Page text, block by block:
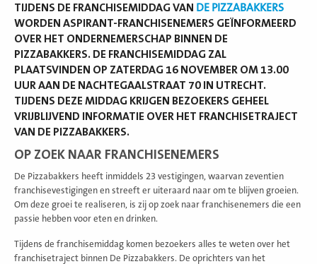
TIJDENS DE FRANCHISEMIDDAG VAN DE PIZZABAKKERS
WORDEN ASPIRANT-FRANCHISENEMERS GEÏNFORMEERD
OVER HET ONDERNEMERSCHAP BINNEN DE
PIZZABAKKERS. DE FRANCHISEMIDDAG ZAL
PLAATSVINDEN OP ZATERDAG 16 NOVEMBER OM 13.00
UUR AAN DE NACHTEGAALSTRAAT 70 IN UTRECHT.
TIJDENS DEZE MIDDAG KRIJGEN BEZOEKERS GEHEEL
VRIJBLIJVEND INFORMATIE OVER HET FRANCHISETRAJECT
VAN DE PIZZABAKKERS.
OP ZOEK NAAR FRANCHISENEMERS
De Pizzabakkers heeft inmiddels 23 vestigingen, waarvan zeventien
franchisevestigingen en streeft er uiteraard naar om te blijven groeien.
Om deze groei te realiseren, is zij op zoek naar franchisenemers die een
passie hebben voor eten en drinken.
Tijdens de franchisemiddag komen bezoekers alles te weten over het
franchisetraject binnen De Pizzabakkers. De oprichters van het